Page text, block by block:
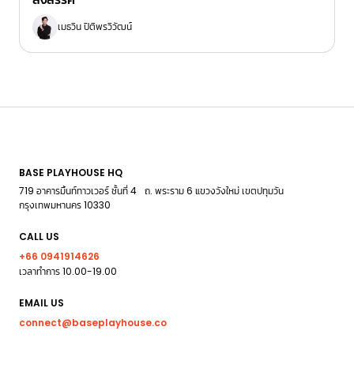
เมธวิน ปิติพรวิวัฒน์
BASE PLAYHOUSE HQ
719 อาคารมิ้นท์ทาวเวอร์ ชั้นที่ 4 ถ. พระราม 6 แขวงวังใหม่ เขตปทุมวัน
กรุงเทพมหานคร 10330
CALL US
+66 0941914626
เวลาทำการ 10.00-19.00
EMAIL US
connect@baseplayhouse.co